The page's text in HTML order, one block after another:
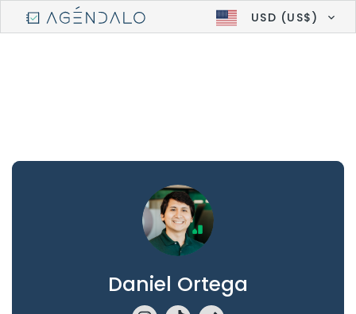
USD (US$)
Daniel Ortega